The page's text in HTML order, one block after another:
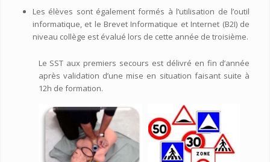
Les élèves sont également formés à l’utilisation de l’outil
informatique, et le Brevet Informatique et Internet (B2I) de
niveau collège est évalué lors de cette année de troisième.
Le SST aux premiers secours est délivré en fin d’année
après validation d’une mise en situation faisant suite à
12h de formation.